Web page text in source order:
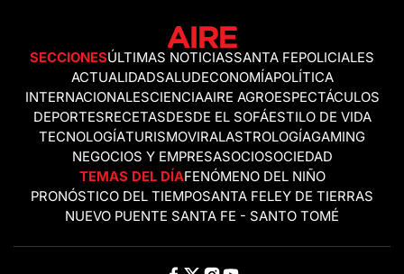
SECCIONESÚLTIMAS NOTICIASSANTA FEPOLICIALES
ACTUALIDADSALUDECONOMÍAPOLÍTICA
INTERNACIONALESCIENCIAAIRE AGROESPECTÁCULOS
DEPORTESRECETASDESDE EL SOFÁESTILO DE VIDA
TECNOLOGÍATURISMOVIRALASTROLOGÍAGAMING
NEGOCIOS Y EMPRESASOCIOSOCIEDAD
TEMAS DEL DÍAFENÓMENO DEL NIÑO
PRONÓSTICO DEL TIEMPOSANTA FELEY DE TIERRAS
NUEVO PUENTE SANTA FE - SANTO TOMÉ